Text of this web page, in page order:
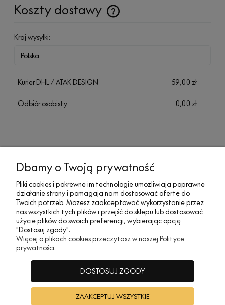
Koszty dostawy
Cena nie zawiera ewentualnych kosztów płatności
Kraj wysyłki:
Kurier DHL / ATAK DESIGN 59,00 zł
Odbiór osobisty 0,00 zł
MOJE KONTO
SOCIAL MEDIA
INFORMACJE
A•TAK DESIGN
Dbamy o Twoją prywatność
Pliki cookies i pokrewne im technologie umożliwiają poprawne
działanie strony i pomagają nam dostosować ofertę do
Twoich potrzeb. Możesz zaakceptować wykorzystanie przez
nas wszystkich tych plików i przejść do sklepu lub dostosować
użycie plików do swoich preferencji, wybierając opcję
"Dostosuj zgody".
Więcej o plikach cookies przeczytasz w naszej Polityce
prywatności.
DOSTOSUJ ZGODY
ZAAKCEPTUJ WSZYSTKIE